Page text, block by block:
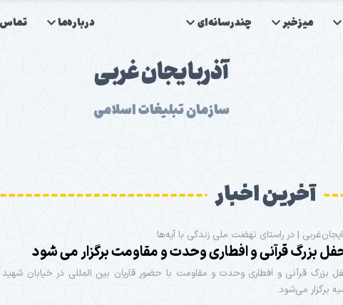
میزخبر چندرسانه‌ای درباره‌ما
آذربایجان غربی
سازمان تبلیغات اسلامی
آخرین اخبار
| در راستای نهضت ملی زندگی با آیه‌ها
بزرگ قرآنی و افطاری وحدت و مقاومت برگزار می شود
بزرگ قرآنی و افطاری وحدت و مقاومت با حضور قاریان بین المللی در خیابان شهید
برگزار می‌شود.